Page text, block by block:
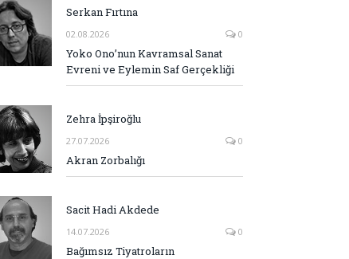
Serkan Fırtına
02.08.2026 0
Yoko Ono’nun Kavramsal Sanat
Evreni ve Eylemin Saf Gerçekliği
Zehra İpşiroğlu
27.07.2026 0
Akran Zorbalığı
Sacit Hadi Akdede
14.07.2026 0
Bağımsız Tiyatroların